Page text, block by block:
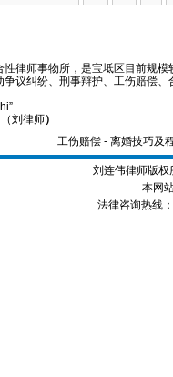
律师事物所，是宝坻区目前规
议纠纷、刑事辩护、工伤赔偿
刘律师）
工伤赔偿- 离婚技巧及
刘连伟律师版
本网
法律咨询热线